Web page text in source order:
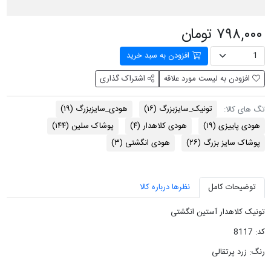
۷۹۸,۰۰۰ تومان
افزودن به سبد خرید
افزودن به لیست مورد علاقه
اشتراک گذاری
تگ های کالا: تونیک_سایزبزرگ (۱۶) هودی_سایزبزرگ (۱۹)
هودی پاییزی (۱۹) هودی کلاهدار (۴) پوشاک سلین (۱۴۴)
پوشاک سایز بزرگ (۲۶) هودی انگشتی (۳)
توضیحات کامل
نظرها درباره کالا
تونیک کلاهدار آستین انگشتی
کد: 8117
رنگ: زرد پرتقالی